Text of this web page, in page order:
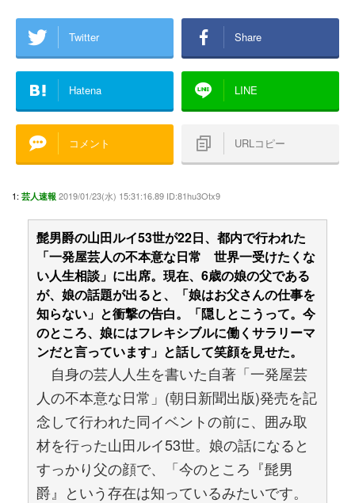
Twitter Share
Hatena LINE
コメント URLコピー
1: 芸人速報 2019/01/23(水) 15:31:16.89 ID:81hu3Otx9
髭男爵の山田ルイ53世が22日、都内で行われた
「一発屋芸人の不本意な日常 世界一受けたくな
い人生相談」に出席。現在、6歳の娘の父である
が、娘の話題が出ると、「娘はお父さんの仕事を
知らない」と衝撃の告白。「隠しとこうって。今
のところ、娘にはフレキシブルに働くサラリーマ
ンだと言っています」と話して笑顔を見せた。
自身の芸人人生を書いた自著「一発屋芸
人の不本意な日常」(朝日新聞出版)発売を記
念して行われた同イベントの前に、囲み取
材を行った山田ルイ53世。娘の話になると
すっかり父の顔で、「今のところ『髭男
爵』という存在は知っているみたいです。